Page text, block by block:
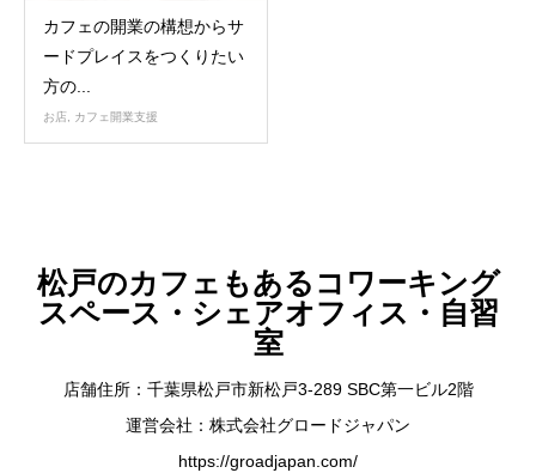
カフェの開業の構想からサ
ードプレイスをつくりたい
方の...
お店 カフェ開業支援
松戸のカフェもあるコワーキング
スペース・シェアオフィス・自習
室
店舗住所：千葉県松戸市新松戸3-289 SBC第一ビル2階
運営会社：株式会社グロードジャパン
https://groadjapan.com/